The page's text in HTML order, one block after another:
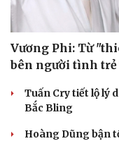
Vương Phi: Từ
bên người tình
Tuấn Cry tiết lộ lý
Bắc Bling
Hoàng Dũng bận